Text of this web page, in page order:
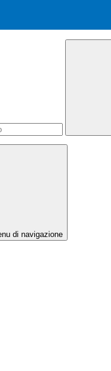
di navigazione